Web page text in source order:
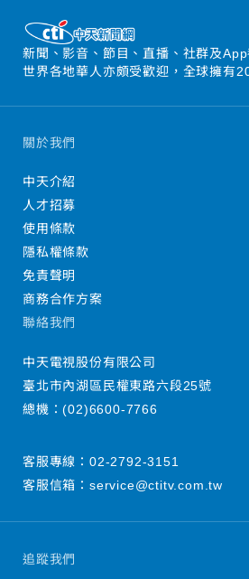
新聞、影音、節目、直播、社群及
世界各地華人亦頗受歡迎，全球擁有
追蹤我們
關於我們
中天介紹
人才招募
使用條款
隱私權條款
免責聲明
商務合作方案
聯絡我們
中天電視股份有限公司
臺北市內湖區民權東路六段25號
總機：(02)6600-7766
客服專線： 02-2792-3151
客服信箱： service@ctitv.com.tw